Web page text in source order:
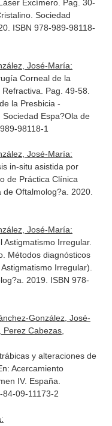
Excímero. Pag. 30-
. Sociedad
ISBN 978-989-98118-
José-María:
Corneal de la
Pag. 49-58.
la Presbicia -
. Sociedad Espa?Ola de
98118-1
José-María:
in-situ asistida por
de Práctica Clínica
Oftalmolog?a. 2020.
José-María:
Irregular.
Métodos diagnósticos
Irregular)
2019. ISBN 978-
González, José-
Cabezas,
y alteraciones de
Acercamiento
IV. España.
09-11173-2